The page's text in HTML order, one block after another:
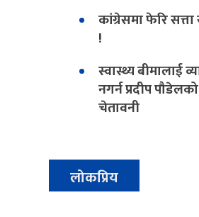
कांग्रेसमा फेरि
!
स्वास्थ्य बीमालाई
नगर्न प्रदीप
चेतावनी
लोकप्रिय